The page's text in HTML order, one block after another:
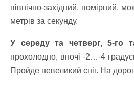
північно-західний, помірний,
метрів за секунду.
У середу та четверг, 5-го
прохолодно, вночі -2…-4
Пройде невеликий сніг. На